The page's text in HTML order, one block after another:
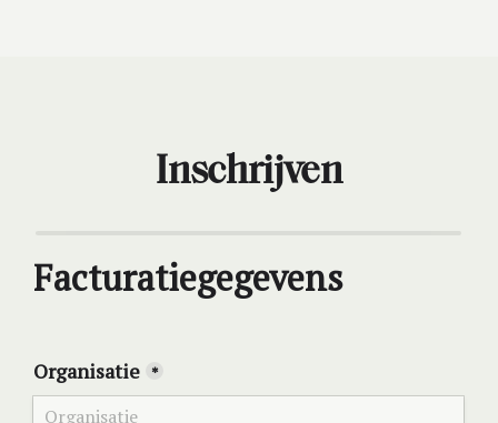
Inschrijven